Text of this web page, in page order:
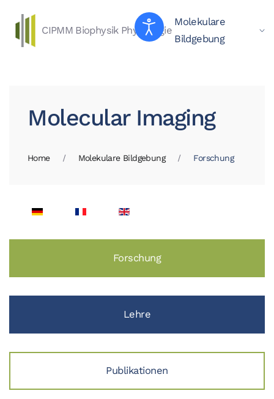
Skip to main content
CIPMM Biophysik Physiologie
Molekulare
Bildgebung
Molecular Imaging
Home Molekulare Bildgebung Forschung
Forschung
Lehre
Publikationen